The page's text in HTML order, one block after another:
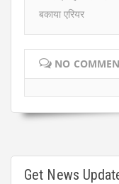
बकाया एरियर
NO
Get News